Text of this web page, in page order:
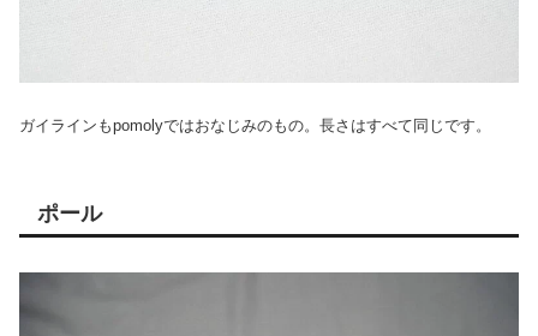
ガイラインもpomolyではおなじみのもの。長さはすべて同じです。
ポール